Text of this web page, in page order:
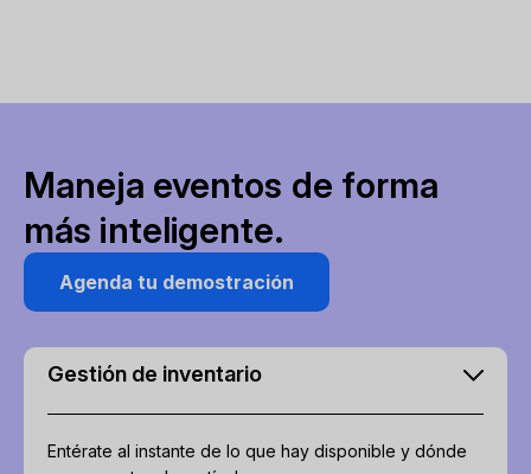
Maneja eventos de forma
más inteligente.
Agenda tu demostración
Gestión de inventario
Entérate al instante de lo que hay disponible y dónde